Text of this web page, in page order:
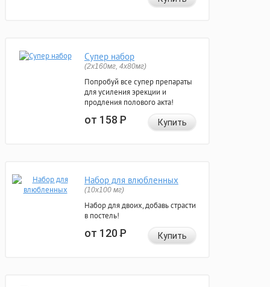
Супер набор
(2х160мг, 4х80мг)
Попробуй все супер препараты
для усиления эрекции и
продления полового акта!
от 158Р Купить
Набор для влюбленных
(10х100 мг)
Набор для двоих, добавь страсти
в постель!
от 120Р Купить